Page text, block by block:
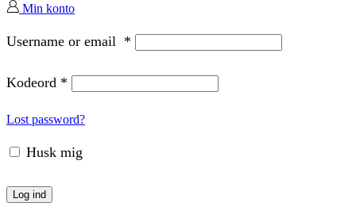
Min konto
Username or email *
Kodeord *
Lost password?
Husk mig
Log ind